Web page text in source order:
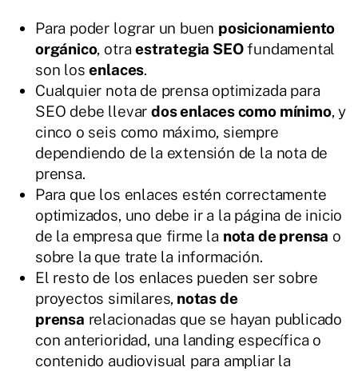
Para poder lograr un buen posicionamiento
orgánico, otraestrategia SEOfundamental
son losenlaces.
Cualquier nota de prensa optimizada para
SEO debe llevar dos enlaces como mínimo, y
cinco o seis como máximo, siempre
dependiendo de la extensión de la nota de
prensa.
Para que los enlaces estén correctamente
optimizados, uno debe ir a la página de inicio
de la empresa que firme la nota de prensa o
sobre la que trate la información.
El resto de los enlaces pueden ser sobre
proyectos similares, notas de
prensa relacionadas que se hayan publicado
con anterioridad, una landing específica o
contenido audiovisual para ampliar la